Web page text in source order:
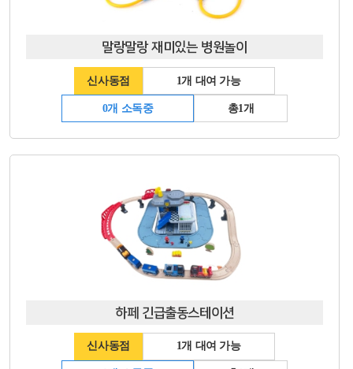
말랑말랑 재미있는 병원놀이
신사동점 1개 대여 가능
0개 소독중 총1개
하페 긴급출동스테이션
신사동점 1개 대여 가능